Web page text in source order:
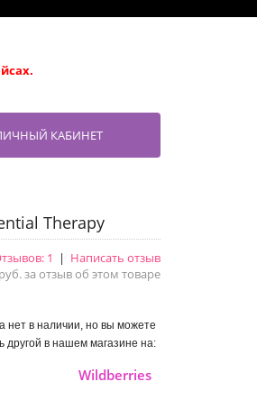
КАБИНЕТ
Therapy
1 | Написать отзыв
за отзыв об этом товаре
нет в наличии, но вы можете
другой в нашем магазине на:
Wildberries